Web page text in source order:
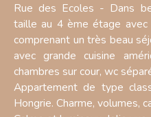
Rue des Ecoles - Dans
taille au 4 ème étage avec
comprenant un très beau
avec grande cuisine
chambres sur cour, wc
Appartement de type
Hongrie. Charme, volumes,